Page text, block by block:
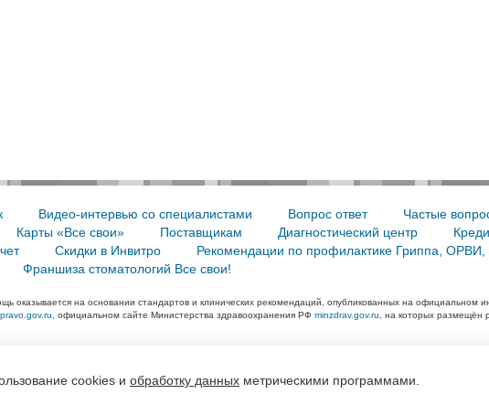
Видео-интервью со специалистами Вопрос ответ Частые
Карты «Все свои» Поставщикам Диагностический центр
Скидки в Инвитро
Рекомендации по профилактике Гриппа,
Франшиза стоматологий Все свои!
оказывается на основании стандартов и клинических рекомендаций, опубликованных на официальном
, официальном сайте Министерства здравоохранения РФ minzdrav.gov.ru , на которых размещён
cookies и обработку данных метрическими программами.